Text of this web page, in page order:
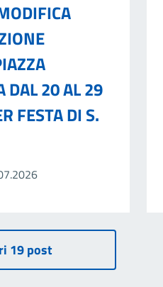
DAL 20 AL 29
FESTA DI S.